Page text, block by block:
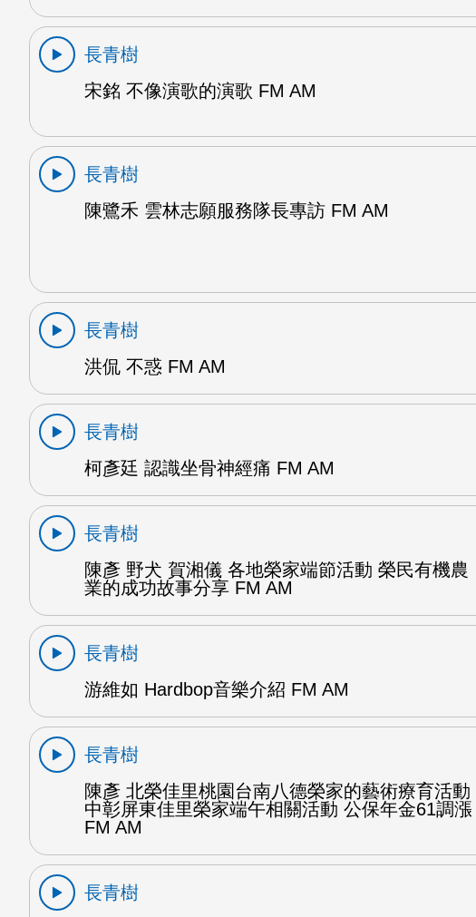
長青樹
宋銘 不像演歌的演歌 FM AM
長青樹
陳鷺禾 雲林志願服務隊長專訪 FM AM
長青樹
洪侃 不惑 FM AM
長青樹
柯彥廷 認識坐骨神經痛 FM AM
長青樹
陳彥 野犬 賀湘儀 各地榮家端節活動 榮民有機農
業的成功故事分享 FM AM
長青樹
游維如 Hardbop音樂介紹 FM AM
長青樹
陳彥 北榮佳里桃園台南八德榮家的藝術療育活動
中彰屏東佳里榮家端午相關活動 公保年金61調漲
FM AM
長青樹